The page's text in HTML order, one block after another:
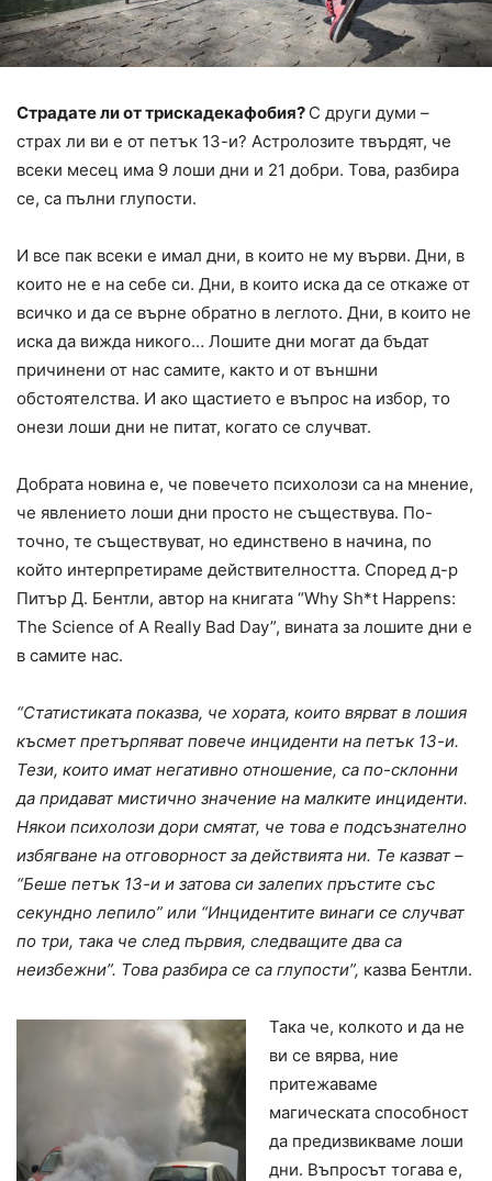
Страдате ли от трискадекафобия? С други думи –
страх ли ви е от петък 13-и? Астролозите твърдят, че
всеки месец има 9 лоши дни и 21 добри. Това, разбира
се, са пълни глупости.
И все пак всеки е имал дни, в които не му върви. Дни, в
които не е на себе си. Дни, в които иска да се откаже от
всичко и да се върне обратно в леглото. Дни, в които не
иска да вижда никого… Лошите дни могат да бъдат
причинени от нас самите, както и от външни
обстоятелства. И ако щастието е въпрос на избор, то
онези лоши дни не питат, когато се случват.
Добрата новина е, че повечето психолози са на мнение,
че явлението лоши дни просто не съществува. По-
точно, те съществуват, но единствено в начина, по
който интерпретираме действителността. Според д-р
Питър Д. Бентли, автор на книгата “Why Sh*t Happens:
The Science of A Really Bad Day”, вината за лошите дни е
в самите нас.
“Статистиката показва, че хората, които вярват в лошия
късмет претърпяват повече инциденти на петък 13-и.
Тези, които имат негативно отношение, са по-склонни
да придават мистично значение на малките инциденти.
Някои психолози дори смятат, че това е подсъзнателно
избягване на отговорност за действията ни. Те казват –
“Беше петък 13-и и затова си залепих пръстите със
секундно лепило” или “Инцидентите винаги се случват
по три, така че след първия, следващите два са
неизбежни”. Това разбира се са глупости”, казва Бентли.
Така че, колкото и да не
ви се вярва, ние
притежаваме
магическата способност
да предизвикваме лоши
дни. Въпросът тогава е,